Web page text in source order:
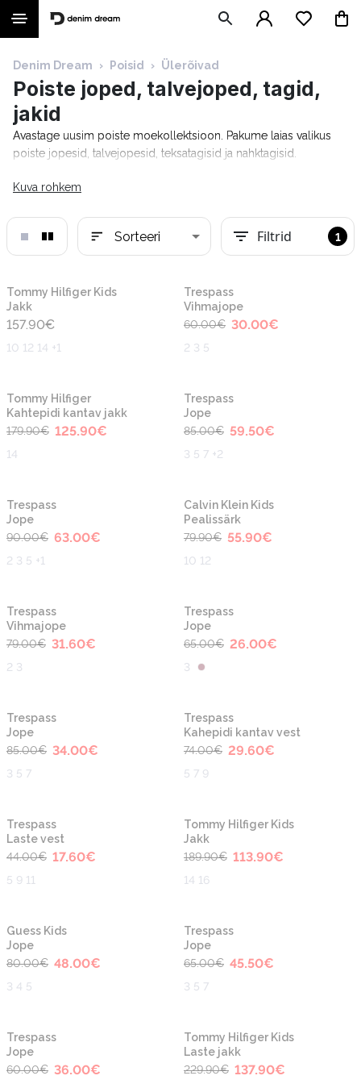
Denim Dream › Poisid › Ülerõivad
Poiste joped, talvejoped, tagid,
jakid
Avastage uusim poiste moekollektsioon. Pakume laias valikus
poiste jopesid, talvejopesid, teksatagisid ja nahktagisid.
Kuva rohkem
Sorteeri Filtrid 1
Tommy Hilfiger Kids
Jakk
157.90€
10 12 14 +1
Trespass
Vihmajope
60.00€ 30.00€
2 3 5
-30%
Tommy Hilfiger
Kahtepidi kantav jakk
179.90€ 125.90€
14
Trespass
Jope
85.00€ 59.50€
3 5 7 +2
Trespass
Jope
90.00€ 63.00€
2 3 5 +1
-30%
Calvin Klein Kids
Pealissärk
79.90€ 55.90€
10 12
Trespass
Vihmajope
79.00€ 31.60€
2 3
Trespass
Jope
65.00€ 26.00€
3
Trespass
Jope
85.00€ 34.00€
3 5 7
Trespass
Kahepidi kantav vest
74.00€ 29.60€
5 7 9
Trespass
Laste vest
44.00€ 17.60€
5 9 11
-40%
Tommy Hilfiger Kids
Jakk
189.90€ 113.90€
14 16
-40%
Guess Kids
Jope
80.00€ 48.00€
3 4 5
Trespass
Jope
65.00€ 45.50€
3 5 7
Trespass
Jope
60.00€ 36.00€
-40%
Tommy Hilfiger Kids
Laste jakk
229.90€ 137.90€